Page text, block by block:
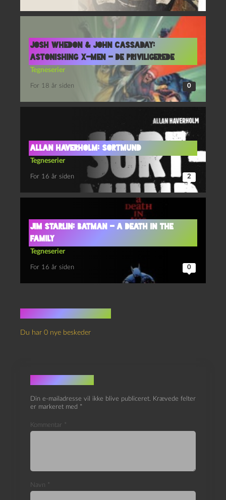
Josh Whedon & John Cassaday:
Astonishing X-men – De priviligerede
Tegneserier
For 18 år siden 0
Allan Haverholm: Sortmund
Tegneserier
For 16 år siden 2
Jim Starlin: Batman – a Death in the
Family
Tegneserier
For 16 år siden 0
Du har 0 nye beskeder
Skriv et svar
Din e-mailadresse vil ikke blive publiceret. Krævede felter
er markeret med *
Kommentar *
Navn *